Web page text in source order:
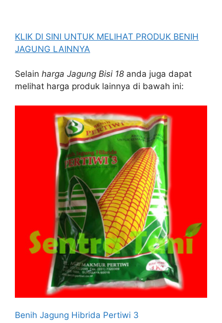
KLIK DI SINI UNTUK MELIHAT PRODUK BENIH
JAGUNG LAINNYA
Selain harga Jagung Bisi 18 anda juga dapat
melihat harga produk lainnya di bawah ini:
Benih Jagung Hibrida Pertiwi 3